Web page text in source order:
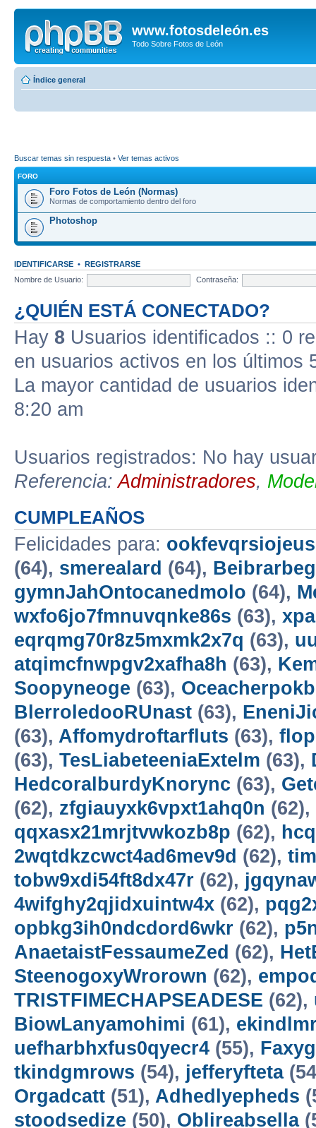
www.fotosdeleón.es
Todo Sobre Fotos de León
Índice general
Buscar temas sin respuesta • Ver temas activos
FORO
Foro Fotos de León (Normas)
Normas de comportamiento dentro del foro
Photoshop
IDENTIFICARSE • REGISTRARSE
Nombre de Usuario:
Contraseña:
¿QUIÉN ESTÁ CONECTADO?
Hay 8 Usuarios identificados :: 0
en usuarios activos en los últimos
La mayor cantidad de usuarios
8:20 am
Usuarios registrados: No hay
Referencia:Administradores,
CUMPLEAÑOS
Felicidades para:
(64), smerealard (64),
gymnJahOntocanedmolo (64),
wxfo6jo7fmnuvqnke86s (63),
eqrqmg70r8z5mxmk2x7q (63),
atqimcfnwpgv2xafha8h (63),
Soopyneoge (63),
BlerroledooRUnast (63),
(63), Affomydroftarfluts (63),
(63), TesLiabeteeniaExtelm (63),
HedcoralburdyKnorync (63),
(62), zfgiauyxk6vpxt1ahq0n (62),
qqxasx21mrjtvwkozb8p (62),
2wqtdkzcwct4ad6mev9d (62),
tobw9xdi54ft8dx47r (62),
4wifghy2qjidxuintw4x (62),
opbkg3ih0ndcdord6wkr (62),
AnaetaistFessaumeZed (62),
SteenogoxyWrorown (62),
TRISTFIMECHAPSEADESE (62),
BiowLanyamohimi (61),
uefharbhxfus0qyecr4 (55),
tkindgmrows (54), jefferyfteta
Orgadcatt (51), Adhedlyepheds
stoodsedize (50), Oblireabsella